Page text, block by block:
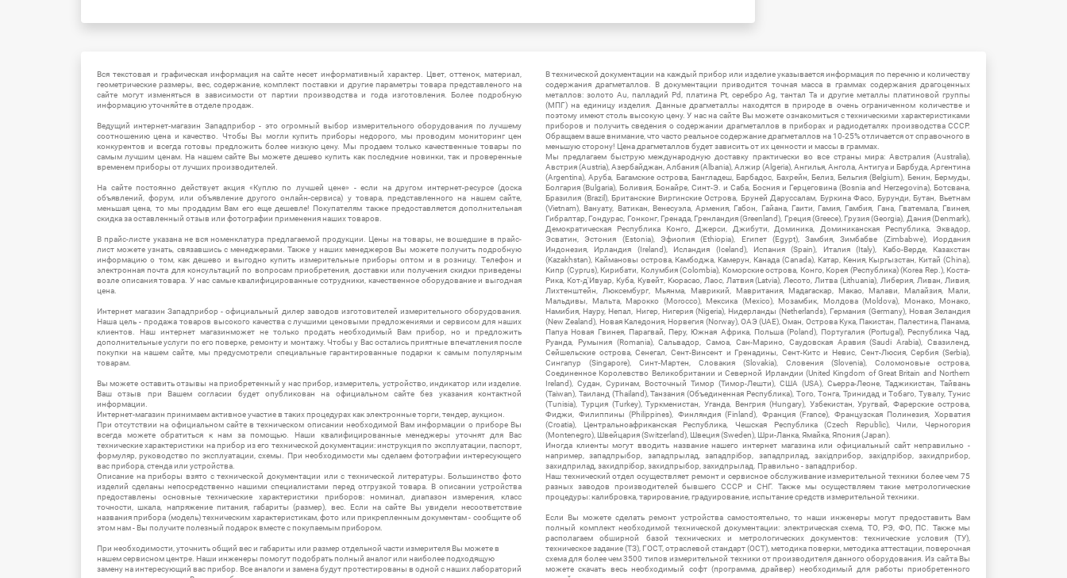
Вся текстовая и графическая информация на сайте несет информативный характер. Цвет, оттенок, материал,
геометрические размеры, вес, содержание, комплект поставки и другие параметры товара представленого на
сайте могут изменяться в зависимости от партии производства и года изготовления. Более подробную
информацию уточняйте в отделе продаж.
Ведущий интернет-магазин Западприбор - это огромный выбор измерительного оборудования по лучшему
соотношению цена и качество. Чтобы Вы могли купить приборы недорого, мы проводим мониторинг цен
конкурентов и всегда готовы предложить более низкую цену. Мы продаем только качественные товары по
самым лучшим ценам. На нашем сайте Вы можете дешево купить как последние новинки, так и проверенные
временем приборы от лучших производителей.
На сайте постоянно действует акция «Куплю по лучшей цене» - если на другом интернет-ресурсе (доска
объявлений, форум, или объявление другого онлайн-сервиса) у товара, представленного на нашем сайте,
меньшая цена, то мы продадим Вам его еще дешевле! Покупателям также предоставляется дополнительная
скидка за оставленный отзыв или фотографии применения наших товаров.
В прайс-листе указана не вся номенклатура предлагаемой продукции. Цены на товары, не вошедшие в прайс-
лист можете узнать, связавшись с менеджерами. Также у наших менеджеров Вы можете получить подробную
информацию о том, как дешево и выгодно купить измерительные приборы оптом и в розницу. Телефон и
электронная почта для консультаций по вопросам приобретения, доставки или получения скидки приведены
возле описания товара. У нас самые квалифицированные сотрудники, качественное оборудование и выгодная
цена.
Интернет магазин Западприбор - официальный дилер заводов изготовителей измерительного оборудования.
Наша цель - продажа товаров высокого качества с лучшими ценовыми предложениями и сервисом для наших
клиентов. Наш интернет магазинможет не только продать необходимый Вам прибор, но и предложить
дополнительные услуги по его поверке, ремонту и монтажу. Чтобы у Вас остались приятные впечатления после
покупки на нашем сайте, мы предусмотрели специальные гарантированные подарки к самым популярным
товарам.
Вы можете оставить отзывы на приобретенный у нас прибор, измеритель, устройство, индикатор или изделие.
Ваш отзыв при Вашем согласии будет опубликован на официальном сайте без указания контактной
информации.
Интернет-магазин принимаем активное участие в таких процедурах как электронные торги, тендер, аукцион.
При отсутствии на официальном сайте в техническом описании необходимой Вам информации о приборе Вы
всегда можете обратиться к нам за помощью. Наши квалифицированные менеджеры уточнят для Вас
технические характеристики на прибор из его технической документации: инструкция по эксплуатации, паспорт,
формуляр, руководство по эксплуатации, схемы. При необходимости мы сделаем фотографии интересующего
вас прибора, стенда или устройства.
Описание на приборы взято с технической документации или с технической литературы. Большинство фото
изделий сделаны непосредственно нашими специалистами перед отгрузкой товара. В описании устройства
предоставлены основные технические характеристики приборов: номинал, диапазон измерения, класс
точности, шкала, напряжение питания, габариты (размер), вес. Если на сайте Вы увидели несоответствие
названия прибора (модель) техническим характеристикам, фото или прикрепленным документам - сообщите об
этом нам - Вы получите полезный подарок вместе с покупаемым прибором.
При необходимости, уточнить общий вес и габариты или размер отдельной части измерителя Вы можете в
нашем сервисном центре. Наши инженеры помогут подобрать полный аналог или наиболее подходящую
замену на интересующий вас прибор. Все аналоги и замена будут протестированы в одной с наших лабораторий
В технической документации на каждый прибор или изделие указывается информация по перечню и количеству
содержания драгметаллов. В документации приводится точная масса в граммах содержания драгоценных
металлов: золото Au, палладий Pd, платина Pt, серебро Ag, тантал Ta и другие металлы платиновой группы
(МПГ) на единицу изделия. Данные драгметаллы находятся в природе в очень ограниченном количестве и
поэтому имеют столь высокую цену. У нас на сайте Вы можете ознакомиться с техническими характеристиками
приборов и получить сведения о содержании драгметаллов в приборах и радиодеталях производства СССР.
Обращаем ваше внимание, что часто реальное содержание драгметаллов на 10-25% отличается от справочного в
меньшую сторону! Цена драгметаллов будет зависить от их ценности и массы в граммах.
Мы предлагаем быструю международную доставку практически во все страны мира: Австралия (Australia),
Австрия (Austria), Азербайджан, Албания (Albania), Алжир (Algeria), Ангилья, Ангола, Антигуа и Барбуда, Аргентина
(Argentina), Аруба, Багамские острова, Бангладеш, Барбадос, Бахрейн, Белиз, Бельгия (Belgium), Бенин, Бермуды,
Болгария (Bulgaria), Боливия, Бонайре, Синт-Э. и Саба, Босния и Герцеговина (Bosnia and Herzegovina), Ботсвана,
Бразилия (Brazil), Британские Виргинские Острова, Бруней Даруссалам, Буркина Фасо, Бурунди, Бутан, Вьетнам
(Vietnam), Вануату, Ватикан, Венесуэла, Армения, Габон, Гайана, Гаити, Гамия, Гамбия, Гана, Гватемала, Гвинея,
Гибралтар, Гондурас, Гонконг, Гренада, Гренландия (Greenland), Греция (Greece), Грузия (Georgia), Дания (Denmark),
Демократическая Республика Конго, Джерси, Джибути, Доминика, Доминиканская Республика, Эквадор,
Эсватин, Эстония (Estonia), Эфиопия (Ethiopia), Египет (Egypt), Замбия, Зимбабве (Zimbabwe), Иордания
Индонезия, Ирландия (Ireland), Исландия (Iceland), Испания (Spain), Италия (Italy), Кабо-Верде, Казахстан
(Kazakhstan), Каймановы острова, Камбоджа, Камерун, Канада (Canada), Катар, Кения, Кыргызстан, Китай (China),
Кипр (Cyprus), Кирибати, Колумбия (Colombia), Коморские острова, Конго, Корея (Республика) (Korea Rep.), Коста-
Рика, Кот-д'Ивуар, Куба, Кувейт, Кюрасао, Лаос, Латвия (Latvia), Лесото, Литва (Lithuania), Либерия, Ливан, Ливия,
Лихтенштейн, Люксембург, Мьянма, Маврикий, Мавритания, Мадагаскар, Макао, Малави, Малайзия, Мали,
Мальдивы, Мальта, Марокко (Morocco), Мексика (Mexico), Мозамбик, Молдова (Moldova), Монако, Монако,
Намибия, Науру, Непал, Нигер, Нигерия (Nigeria), Нидерланды (Netherlands), Германия (Germany), Новая Зеландия
(New Zealand), Новая Каледония, Норвегия (Norway), ОАЭ (UAE), Оман, Острова Кука, Пакистан, Палестина, Панама,
Папуа Новая Гвинея, Парагвай, Перу, Южная Африка, Польша (Poland), Португалия (Portugal), Республика Чад,
Руанда, Румыния (Romania), Сальвадор, Самоа, Сан-Марино, Саудовская Аравия (Saudi Arabia), Свазиленд,
Сейшельские острова, Сенегал, Сент-Винсент и Гренадины, Сент-Китс и Невис, Сент-Люсия, Сербия (Serbia),
Сингапур (Singapore), Синт-Мартен, Словакия (Slovakia), Словения (Slovenia), Соломоновые острова,
Соединенное Королевство Великобритании и Северной Ирландии (United Kingdom of Great Britain and Northern
Ireland), Судан, Суринам, Восточный Тимор (Тимор-Лешти), США (USA), Сьерра-Леоне, Таджикистан, Тайвань
(Taiwan), Таиланд (Thailand), Танзания (Объединенная Республика), Того, Тонга, Тринидад и Тобаго, Тувалу, Тунис
(Tunisia), Турция (Turkey), Туркменистан, Уганда, Венгрия (Hungary), Узбекистан, Уругвай, Фарерские острова,
Фиджи, Филиппины (Philippines), Финляндия (Finland), Франция (France), Французская Полинезия, Хорватия
(Croatia), Центральноафриканская Республика, Чешская Республика (Czech Republic), Чили, Черногория
(Montenegro), Швейцария (Switzerland), Швеция (Sweden), Шри-Ланка, Ямайка, Япония (Japan).
Иногда клиенты могут вводить название нашего интернет магазина или официальный сайт неправильно -
например, западпрыбор, западпрылад, западпрібор, западприлад, західприбор, західпрібор, захидприбор,
захидприлад, захидпрібор, захидпрыбор, захидпрылад. Правильно - западприбор.
Наш технический отдел осуществляет ремонт и сервисное обслуживание измерительной техники более чем 75
разных заводов производителей бывшего СССР и СНГ. Также мы осуществляем такие метрологические
процедуры: калибровка, тарирование, градуирование, испытание средств измерительной техники.
Если Вы можете сделать ремонт устройства самостоятельно, то наши инженеры могут предоставить Вам
полный комплект необходимой технической документации: электрическая схема, ТО, РЭ, ФО, ПС. Также мы
располагаем обширной базой технических и метрологических документов: технические условия (ТУ),
техническое задание (ТЗ), ГОСТ, отраслевой стандарт (ОСТ), методика поверки, методика аттестации, поверочная
схема для более чем 3500 типов измерительной техники от производителя данного оборудования. Из сайта Вы
можете скачать весь необходимый софт (программа, драйвер) необходимый для работы приобретенного